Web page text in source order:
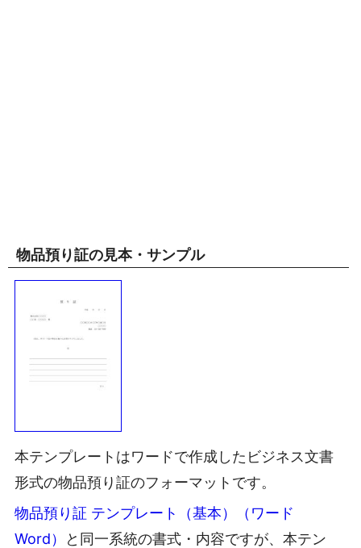
物品預り証の見本・サンプル
本テンプレートはワードで作成したビジネス文書
形式の物品預り証のフォーマットです。
物品預り証 テンプレート（基本）（ワード
Word）
と同一系統の書式・内容ですが、本テン